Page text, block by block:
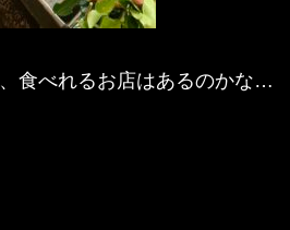
食べれるお店はあるのかな…